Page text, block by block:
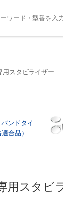
用スタビライザー
ンドタイ
合品）
用スタビ